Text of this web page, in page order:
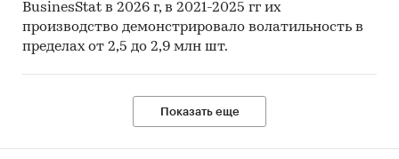
руб., что на ***% выше объемов 2017 года,
которые составили *** тыс. руб.
деревянные» по ПФО составляет 24%. Объем
производства за видом деятельности 16.23.1
«Производство деревянных строительных
BusinesStat в 2026 г, в 2021-2025 гг их
производство демонстрировало волатильность в
пределах от 2,5 до 2,9 млн шт.
Показать еще